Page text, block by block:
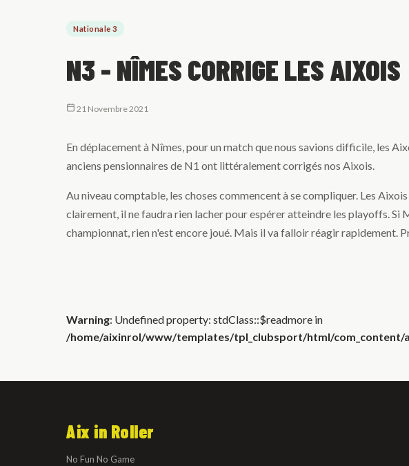
Nationale 3
N3 - NÎMES CORRIGE LES AIXOIS
21 Novembre 2021
En déplacement à Nîmes, pour un match que nous savions difficile, les
anciens pensionnaires de N1 ont littéralement corrigés nos Aixois.
Au niveau comptable, les choses commencent à se compliquer. Les
clairement, il ne faudra rien lacher pour espérer atteindre les playoffs.
championnat, rien n'est encore joué. Mais il va falloir réagir rapidement.
Warning: Undefined property: stdClass::$readmore in
/home/aixinrol/www/templates/tpl_clubsport/html/com_content/
Aix in Roller
No Fun No Game